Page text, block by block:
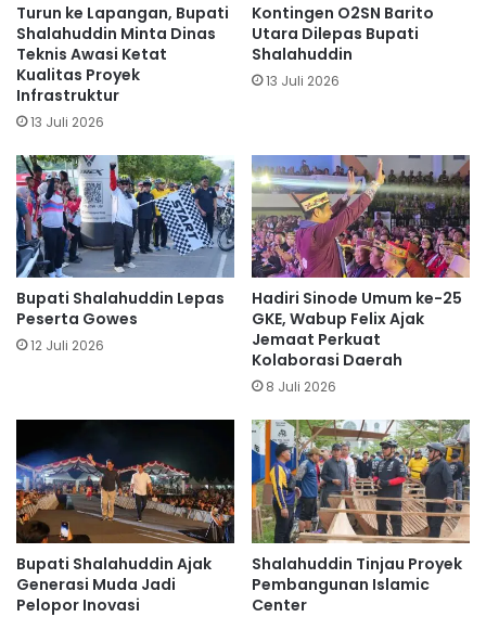
Turun ke Lapangan, Bupati
Shalahuddin Minta Dinas
Teknis Awasi Ketat
Kualitas Proyek
Infrastruktur
13 Juli 2026
Kontingen O2SN Barito
Utara Dilepas Bupati
Shalahuddin
13 Juli 2026
Bupati Shalahuddin Lepas
Peserta Gowes
12 Juli 2026
Hadiri Sinode Umum ke-25
GKE, Wabup Felix Ajak
Jemaat Perkuat
Kolaborasi Daerah
8 Juli 2026
Bupati Shalahuddin Ajak
Generasi Muda Jadi
Pelopor Inovasi
Shalahuddin Tinjau Proyek
Pembangunan Islamic
Center